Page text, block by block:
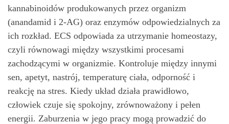
kannabinoidów produkowanych przez organizm
(anandamid i 2-AG) oraz enzymów odpowiedzialnych za
ich rozkład. ECS odpowiada za utrzymanie homeostazy,
czyli równowagi między wszystkimi procesami
zachodzącymi w organizmie. Kontroluje między innymi
sen, apetyt, nastrój, temperaturę ciała, odporność i
reakcję na stres. Kiedy układ działa prawidłowo,
człowiek czuje się spokojny, zrównoważony i pełen
energii. Zaburzenia w jego pracy mogą prowadzić do